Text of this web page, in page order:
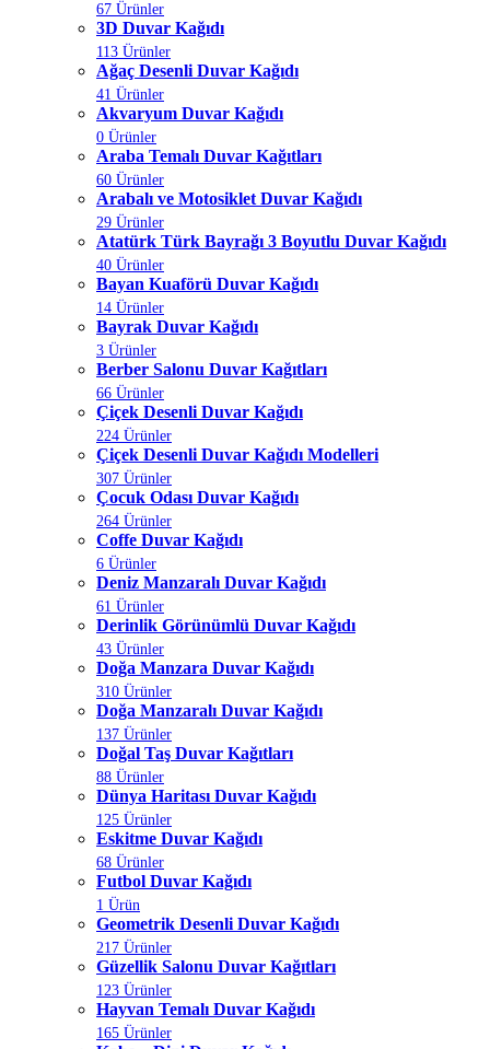
67 Ürünler
3D Duvar Kağıdı
113 Ürünler
Ağaç Desenli Duvar Kağıdı
41 Ürünler
Akvaryum Duvar Kağıdı
0 Ürünler
Araba Temalı Duvar Kağıtları
60 Ürünler
Arabalı ve Motosiklet Duvar Kağıdı
29 Ürünler
Atatürk Türk Bayrağı 3 Boyutlu Duvar Kağıdı
40 Ürünler
Bayan Kuaförü Duvar Kağıdı
14 Ürünler
Bayrak Duvar Kağıdı
3 Ürünler
Berber Salonu Duvar Kağıtları
66 Ürünler
Çiçek Desenli Duvar Kağıdı
224 Ürünler
Çiçek Desenli Duvar Kağıdı Modelleri
307 Ürünler
Çocuk Odası Duvar Kağıdı
264 Ürünler
Coffe Duvar Kağıdı
6 Ürünler
Deniz Manzaralı Duvar Kağıdı
61 Ürünler
Derinlik Görünümlü Duvar Kağıdı
43 Ürünler
Doğa Manzara Duvar Kağıdı
310 Ürünler
Doğa Manzaralı Duvar Kağıdı
137 Ürünler
Doğal Taş Duvar Kağıtları
88 Ürünler
Dünya Haritası Duvar Kağıdı
125 Ürünler
Eskitme Duvar Kağıdı
68 Ürünler
Futbol Duvar Kağıdı
1 Ürün
Geometrik Desenli Duvar Kağıdı
217 Ürünler
Güzellik Salonu Duvar Kağıtları
123 Ürünler
Hayvan Temalı Duvar Kağıdı
165 Ürünler